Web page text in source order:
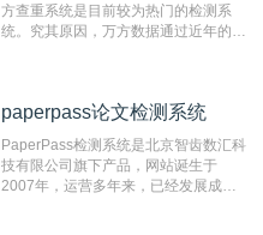
方查重系统是目前较为热门的检测系
统。究其原因，万方数据通过近年的发
非。其次，相对于知网而言，万方检测
重的推荐系统。
paperpass论文检测系统
PaperPass检测系统是北京智齿数汇科
技有限公司旗下产品，网站诞生于
2007年，运营多年来，已经发展成为